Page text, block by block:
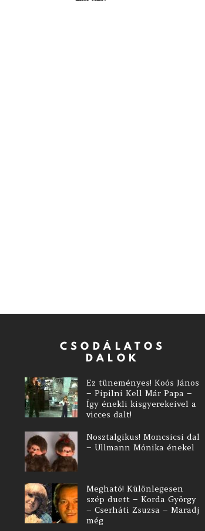
CSODÁLATOS
DALOK
Ez tüneményes! Koós János
– Pipilni Kell Már Papa –
Így énekli kisgyerekeivel a
vicces dalt!
Nosztalgikus! Moncsicsi dal
– Ullmann Mónika énekel
Megható! Különlegesen
szép duett – Korda György
– Cserháti Zsuzsa – Maradj
még